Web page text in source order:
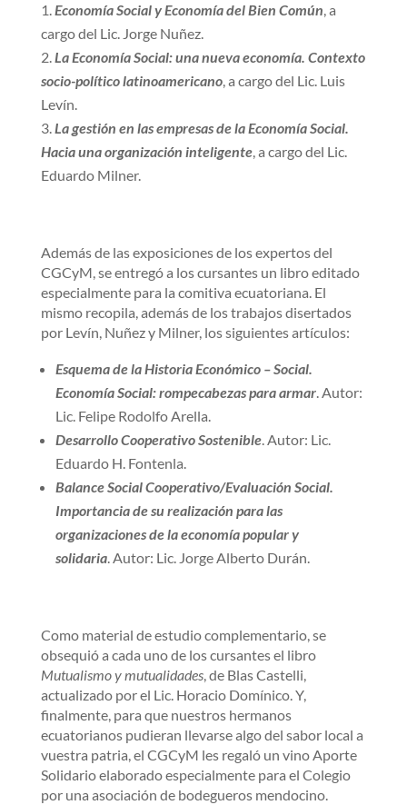
Economía Social y Economía del Bien Común, a
cargo del Lic. Jorge Nuñez.
La Economía Social: una nueva economía. Contexto
socio-político latinoamericano, a cargo del Lic. Luis
Levín.
La gestión en las empresas de la Economía Social.
Hacia una organización inteligente, a cargo del Lic.
Eduardo Milner.
Además de las exposiciones de los expertos del
CGCyM, se entregó a los cursantes un libro editado
especialmente para la comitiva ecuatoriana. El
mismo recopila, además de los trabajos disertados
por Levín, Nuñez y Milner, los siguientes artículos:
Esquema de la Historia Económico – Social.
Economía Social: rompecabezas para armar. Autor:
Lic. Felipe Rodolfo Arella.
Desarrollo Cooperativo Sostenible. Autor: Lic.
Eduardo H. Fontenla.
Balance Social Cooperativo/Evaluación Social.
Importancia de su realización para las
organizaciones de la economía popular y
solidaria. Autor: Lic. Jorge Alberto Durán.
Como material de estudio complementario, se
obsequió a cada uno de los cursantes el libro
Mutualismo y mutualidades, de Blas Castelli,
actualizado por el Lic. Horacio Domínico. Y,
finalmente, para que nuestros hermanos
ecuatorianos pudieran llevarse algo del sabor local a
vuestra patria, el CGCyM les regaló un vino Aporte
Solidario elaborado especialmente para el Colegio
por una asociación de bodegueros mendocino.